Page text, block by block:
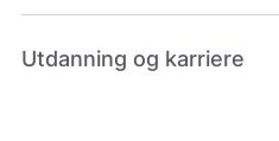
Utdanning og karriere